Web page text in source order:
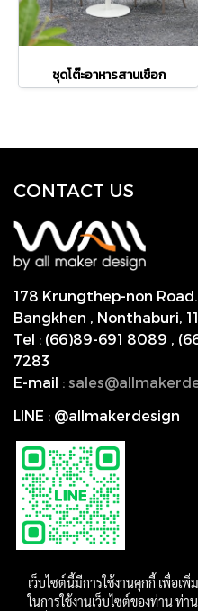
ชุดโต๊ะอาหารสานเชือก
CONTACT US
178 Krungthep-non
Bangkhen , Nonthaburi,
Tel : (66)89-691 8089 ,
7283
E-mail : s
LINE : @allmakerdesign
เว็บไซต์นี้มีการใช้งานคุกกี้ เพื่อ
ในการใช้งานเว็บไซต์ของท่าน ท่